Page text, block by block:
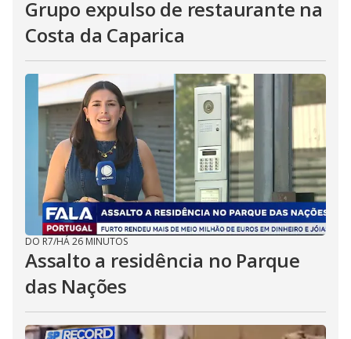
Grupo expulso de restaurante na
Costa da Caparica
DO R7/HÁ 26 MINUTOS
Assalto a residência no Parque
das Nações